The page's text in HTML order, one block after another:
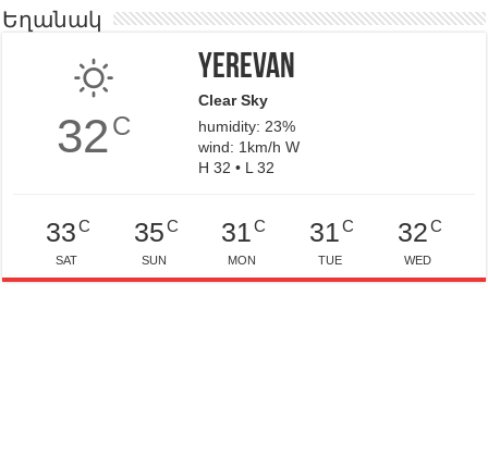
Եղանակ
32C
Yerevan
Clear Sky
humidity: 23%
wind: 1km/h W
H 32 • L 32
33C
SAT
35C
SUN
31 C
MON
31C
TUE
32C
WED